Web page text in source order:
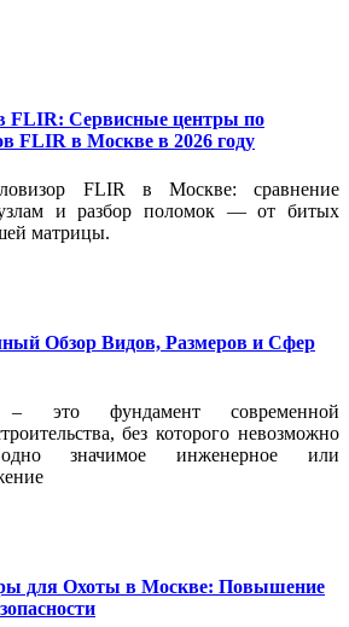
FLIR: Сервисные центры по
FLIR в Москве в 2026 году
FLIR в Москве: сравнение
и разбор поломок — от битых
матрицы.
Обзор Видов, Размеров и Сфер
– это фундамент современной
без которого невозможно
значимое инженерное или
для Охоты в Москве: Повышение